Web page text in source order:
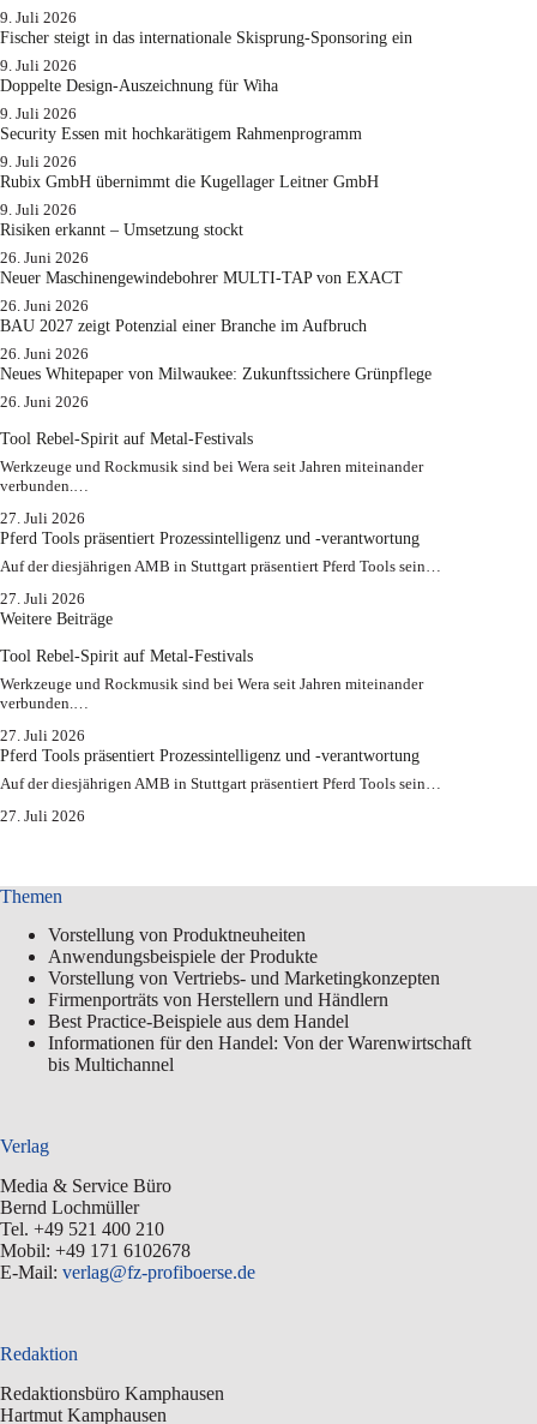
9. Juli 2026
Fischer steigt in das internationale Skisprung-Sponsoring ein
9. Juli 2026
Doppelte Design-Auszeichnung für Wiha
9. Juli 2026
Security Essen mit hochkarätigem Rahmenprogramm
9. Juli 2026
Rubix GmbH übernimmt die Kugellager Leitner GmbH
9. Juli 2026
Risiken erkannt – Umsetzung stockt
26. Juni 2026
Neuer Maschinengewindebohrer MULTI-TAP von EXACT
26. Juni 2026
BAU 2027 zeigt Potenzial einer Branche im Aufbruch​
26. Juni 2026
Neues Whitepaper von Milwaukee: Zukunftssichere Grünpflege
26. Juni 2026
Tool Rebel-Spirit auf Metal-Festivals
Werkzeuge und Rockmusik sind bei Wera seit Jahren miteinander
verbunden.…
27. Juli 2026
Pferd Tools präsentiert Prozessintelligenz und -verantwortung
Auf der diesjährigen AMB in Stuttgart präsentiert Pferd Tools sein…
27. Juli 2026
Weitere Beiträge
Tool Rebel-Spirit auf Metal-Festivals
Werkzeuge und Rockmusik sind bei Wera seit Jahren miteinander
verbunden.…
27. Juli 2026
Pferd Tools präsentiert Prozessintelligenz und -verantwortung
Auf der diesjährigen AMB in Stuttgart präsentiert Pferd Tools sein…
27. Juli 2026
Themen
Vorstellung von Produktneuheiten
Anwendungsbeispiele der Produkte
Vorstellung von Vertriebs- und Marketingkonzepten
Firmenporträts von Herstellern und Händlern
Best Practice-Beispiele aus dem Handel
Informationen für den Handel: Von der Warenwirtschaft
bis Multichannel
Verlag
Media & Service Büro
Bernd Lochmüller
Tel. +49 521 400 210
Mobil: +49 171 6102678
E-Mail: verlag@fz-profiboerse.de
Redaktion
Redaktionsbüro Kamphausen
Hartmut Kamphausen